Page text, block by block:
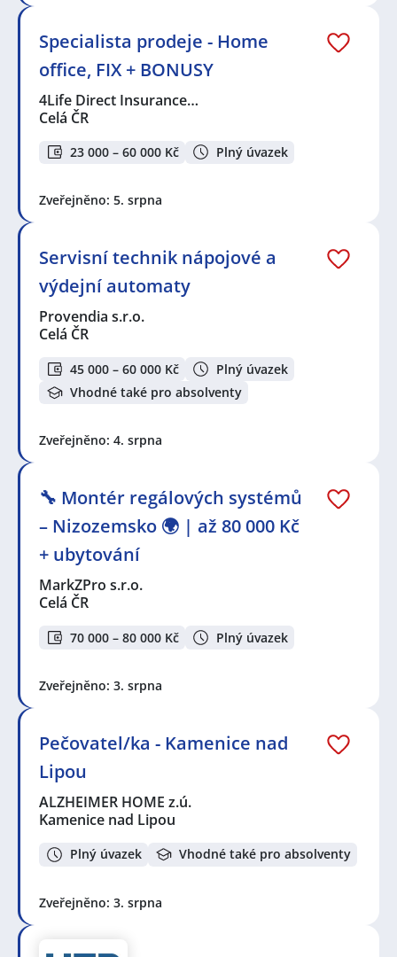
Specialista prodeje - Home
office, FIX + BONUSY
4Life Direct Insurance…
Celá ČR
23 000 – 60 000 Kč Plný úvazek
Zveřejněno: 5. srpna
Servisní technik nápojové a
výdejní automaty
Provendia s.r.o.
Celá ČR
45 000 – 60 000 Kč
Plný úvazek
Vhodné také pro absolventy
Zveřejněno: 4. srpna
🔧 Montér regálových systémů
– Nizozemsko 🌍 | až 80 000 Kč
+ ubytování
MarkZPro s.r.o.
Celá ČR
70 000 – 80 000 Kč Plný úvazek
Zveřejněno: 3. srpna
Pečovatel/ka - Kamenice nad
Lipou
ALZHEIMER HOME z.ú.
Kamenice nad Lipou
Plný úvazek Vhodné také pro absolventy
Zveřejněno: 3. srpna